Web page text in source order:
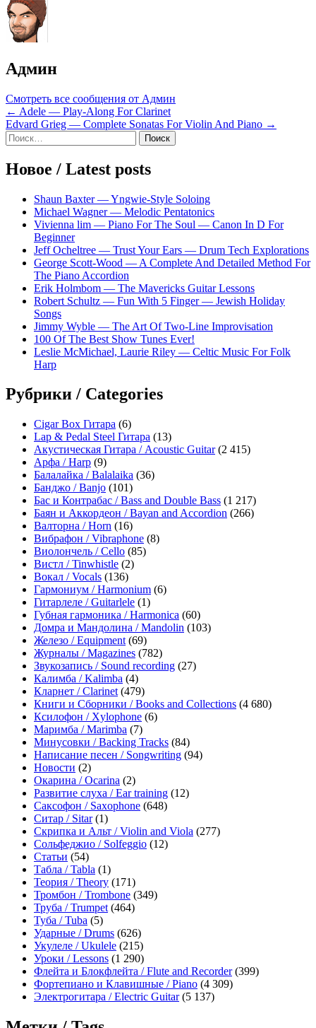
Админ
Смотреть все сообщения от Админ
Навигация
по
записям
← Adele — Play-Along For Clarinet
Edvard Grieg — Complete Sonatas For Violin And Piano →
Sidebar
Найти:
Новое / Latest posts
Shaun Baxter — Yngwie-Style Soloing
Michael Wagner — Melodic Pentatonics
Vivienna lim — Piano For The Soul — Canon In D For
Beginner
Jeff Ocheltree — Trust Your Ears — Drum Tech Explorations
George Scott-Wood — A Complete And Detailed Method For
The Piano Accordion
Erik Holmbom — The Mavericks Guitar Lessons
Robert Schultz — Fun With 5 Finger — Jewish Holiday
Songs
Jimmy Wyble — The Art Of Two-Line Improvisation
100 Of The Best Show Tunes Ever!
Leslie McMichael, Laurie Riley — Celtic Music For Folk
Harp
Рубрики / Categories
Cigar Box Гитара (6)
Lap & Pedal Steel Гитара (13)
Акустическая Гитара / Acoustic Guitar(2 415)
Арфа / Harp (9)
Балалайка / Balalaika (36)
Банджо / Banjo (101)
Бас и Контрабас / Bass and Double Bass (1 217)
Баян и Аккордеон / Bayan and Accordion (266)
Валторна / Horn (16)
Вибрафон / Vibraphone (8)
Виолончель / Cello (85)
Вистл / Tinwhistle (2)
Вокал / Vocals (136)
Гармониум / Harmonium (6)
Гитарлеле / Guitarlele (1)
Губная гармоника / Harmonica (60)
Домра и Мандолина / Mandolin (103)
Железо / Equipment (69)
Журналы / Magazines (782)
Звукозапись / Sound recording (27)
Калимба / Kalimba (4)
Кларнет / Clarinet (479)
Книги и Сборники / Books and Collections (4 680)
Ксилофон / Xylophone (6)
Маримба / Marimba (7)
Минусовки / Backing Tracks (84)
Написание песен / Songwriting (94)
Новости (2)
Окарина / Ocarina (2)
Развитие слуха / Ear training (12)
Саксофон / Saxophone (648)
Ситар / Sitar(1)
Скрипка и Альт / Violin and Viola (277)
Сольфеджио / Solfeggio (12)
Статьи (54)
Табла / Tabla (1)
Теория / Theory (171)
Тромбон / Trombone (349)
Труба / Trumpet (464)
Туба / Tuba (5)
Ударные / Drums (626)
Укулеле / Ukulele (215)
Уроки / Lessons (1 290)
Флейта и Блокфлейта / Flute and Recorder(399)
Фортепиано и Клавишные / Piano (4 309)
Электрогитара / Electric Guitar(5 137)